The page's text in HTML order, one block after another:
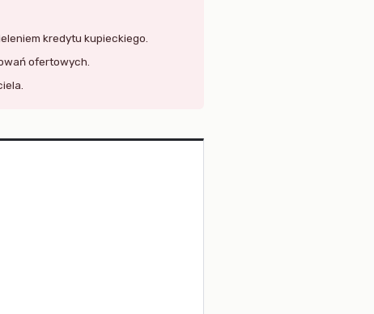
kredytu kupieckiego.
ofertowych.